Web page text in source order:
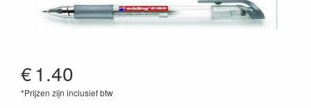
€1.40
*Prijzen zijn inclusief btw